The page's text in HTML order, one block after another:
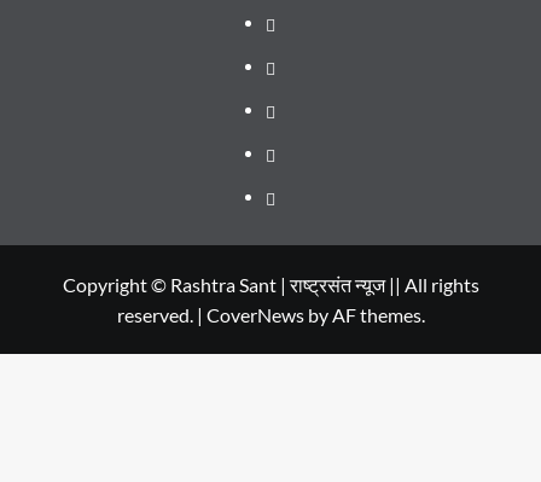
WEB
SERIES
TO
Dehradun
Smart
City
Life
in
Dehradun
Places
to
in
Dehradun
सम्पर्क
Copyright © Rashtra Sant | राष्ट्रसंत न्यूज || All rights
reserved. | CoverNewsby AF themes.